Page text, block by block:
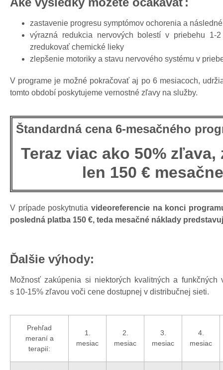
zastavenie progresu symptómov ochorenia a
výrazná redukcia nervových bolestí v priebehu 1-
zredukovať chemické lieky
zlepšenie motoriky a stavu nervového systému v
V programe je možné pokračovať aj po 6 mesiacoch,
tomto období poskytujeme vernostné zľavy na služby.
Štandardná cena 6-mesačného
Teraz viac ako 50% zľava,
len 150 € mesačne
V prípade poskytnutia videoreferencie na konci
posledná platba 150 €, teda mesačné náklady
Ďalšie výhody:
Možnosť zakúpenia si niektorých kvalitných a funkčných
s 10-15% zľavou voči cene dostupnej v distribučnej sieti.
Prehľad
meraní a
terapií:
1.
mesiac
2.
mesiac
3.
mesiac
4.
mesiac